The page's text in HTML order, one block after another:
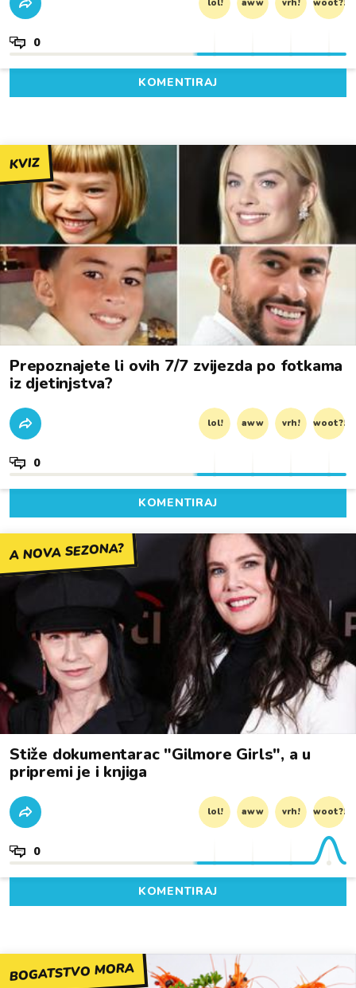
lol! aww vrh! woot?!
0
KOMENTIRAJ
KVIZ
Prepoznajete li ovih 7/7 zvijezda po fotkama
iz djetinjstva?
lol! aww vrh! woot?!
0
KOMENTIRAJ
A NOVA SEZONA?
Stiže dokumentarac "Gilmore Girls", a u
pripremi je i knjiga
lol! aww vrh! woot?!
0
KOMENTIRAJ
BOGATSTVO MORA